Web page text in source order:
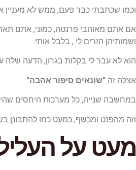
וכמו שכתבתי כבר פעם, ממש לא מעניין
אם אתם מאוהבי פרנטה, כמוני, אתם
ושמותיהן הזרים לי , בלבל אותי.
הוא לא עבר לי בקלות בגרון, הדעה שלה
אצלה זה "שונאים סיפור אהבה"
במחשבה שנייה, כל מערכות היחסים
וזה מהפנט ומכשף, כמעט כמו להתבונן
מעט על